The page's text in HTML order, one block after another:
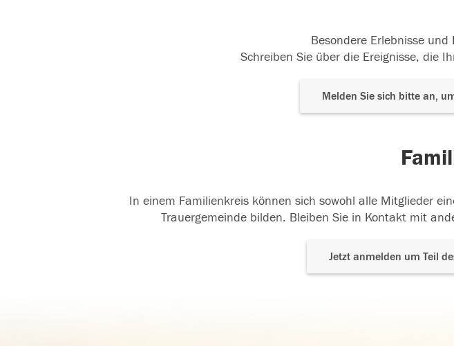
Besondere Erlebnisse
Schreiben Sie über die Ereignisse, die
Melden Sie sich bitte an,
In einem Familienkreis können sich sowohl alle Mitglieder
Trauergemeinde bilden. Bleiben Sie in Kontakt mit
Jetzt anmelden um Teil